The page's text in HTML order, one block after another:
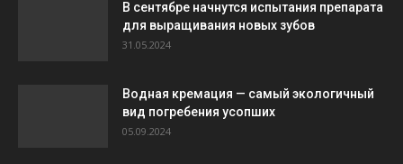
В сентябре начнутся испытания препарата
для выращивания новых зубов
31.05.2024
Водная кремация — самый экологичный
вид погребения усопших
05.09.2024